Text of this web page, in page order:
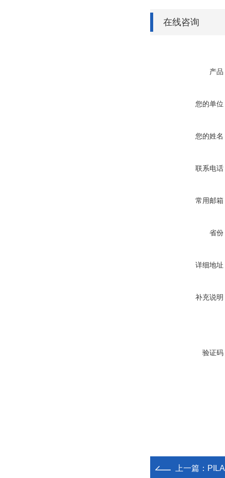
在线咨询
产品
您的单位
您的姓名
联系电话
常用邮箱
省份
详细地址
补充说明
验证码
上一篇：